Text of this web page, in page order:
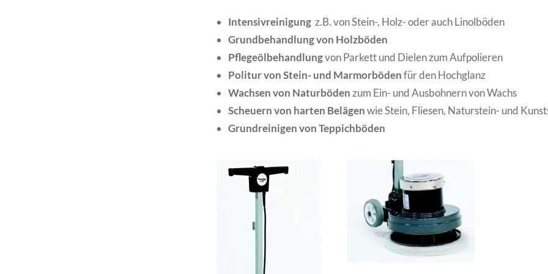
Intensivreinigung z.B. von Stein-, Holz- oder auch Linolböden
Grundbehandlung von Holzböden
Pflegeölbehandlungvon Parkett und Dielen zum Aufpolieren
Politur von Stein- und Marmorbödenfür den Hochglanz
Wachsen von Naturböden zum Ein- und Ausbohnern von Wachs
Scheuern von harten Belägenwie Stein, Fliesen, Naturstein- und
Grundreinigen von Teppichböden